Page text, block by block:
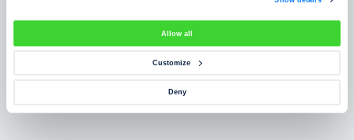
Allow all
Customize
Deny